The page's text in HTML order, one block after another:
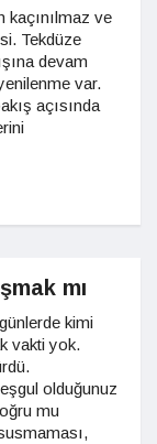
kaçınılmaz ve
Tekdüze
devam
var.
açısında
mı
kimi
vakti yok.
olduğunuz
mu